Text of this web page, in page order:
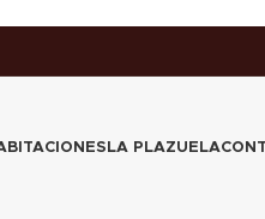
LA PLAZUELA